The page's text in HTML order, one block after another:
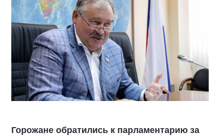
Горожане обратились к парламентарию за